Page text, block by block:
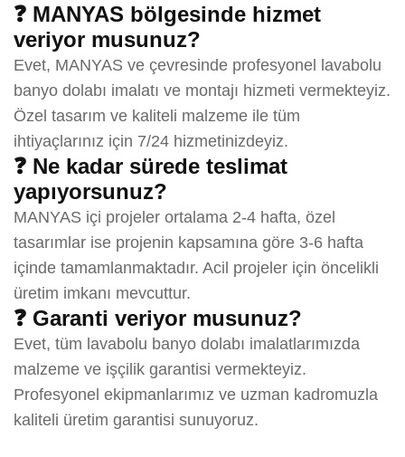
❓ MANYAS bölgesinde hizmet
veriyor musunuz?
Evet, MANYAS ve çevresinde profesyonel lavabolu
banyo dolabı imalatı ve montajı hizmeti vermekteyiz.
Özel tasarım ve kaliteli malzeme ile tüm
ihtiyaçlarınız için 7/24 hizmetinizdeyiz.
❓ Ne kadar sürede teslimat
yapıyorsunuz?
MANYAS içi projeler ortalama 2-4 hafta, özel
tasarımlar ise projenin kapsamına göre 3-6 hafta
içinde tamamlanmaktadır. Acil projeler için öncelikli
üretim imkanı mevcuttur.
❓ Garanti veriyor musunuz?
Evet, tüm lavabolu banyo dolabı imalatlarımızda
malzeme ve işçilik garantisi vermekteyiz.
Profesyonel ekipmanlarımız ve uzman kadromuzla
kaliteli üretim garantisi sunuyoruz.